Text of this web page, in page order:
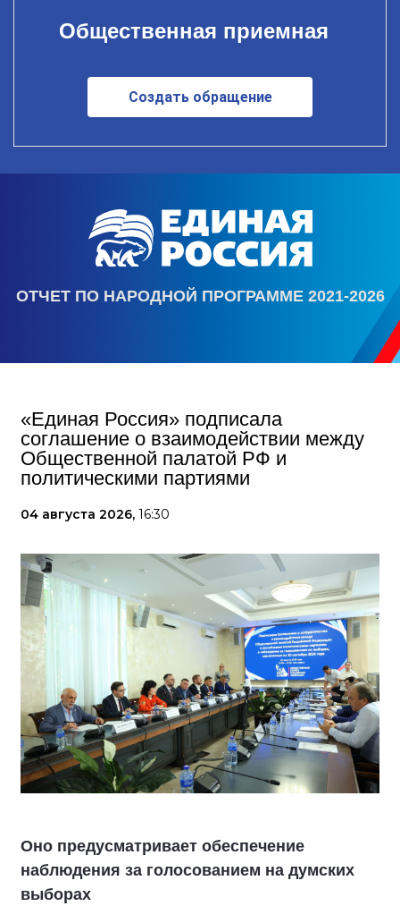
Общественная приемная
Создать обращение
ОТЧЕТ ПО НАРОДНОЙ ПРОГРАММЕ 2021-2026
«Единая Россия» подписала
соглашение о взаимодействии между
Общественной палатой РФ и
политическими партиями
04 августа 2026, 16:30
Оно предусматривает обеспечение
наблюдения за голосованием на думских
выборах